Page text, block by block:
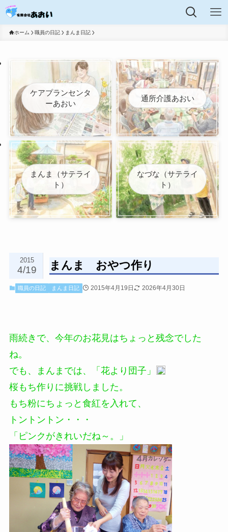
ホーム 職員の日記 まんま日記
ケアプランセンタ
ーあおい
通所介護あおい
まんま（サテライ
ト）
なづな（サテライ
ト）
まんま おやつ作り
2015
4/19
職員の日記 まんま日記 2015年4月19日 2026年4月30日
雨続きで、今年のお花見はちょっと残念でした
ね。
でも、まんまでは、「花より団子」
桜もち作りに挑戦しました。
もち粉にちょっと食紅を入れて、
トントントン・・・
「ピンクがきれいだね～。」